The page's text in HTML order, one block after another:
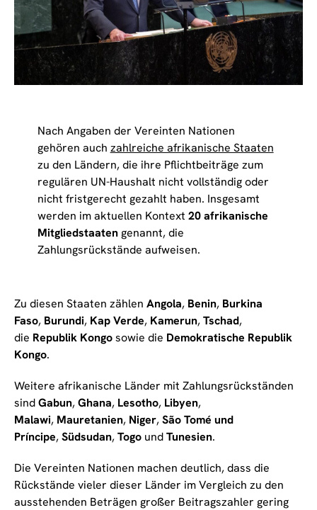
Nach Angaben der Vereinten Nationen
gehören auch zahlreiche afrikanische Staaten
zu den Ländern, die ihre Pflichtbeiträge zum
regulären UN-Haushalt nicht vollständig oder
nicht fristgerecht gezahlt haben. Insgesamt
werden im aktuellen Kontext 20 afrikanische
Mitgliedstaatengenannt, die
Zahlungsrückstände aufweisen.
Zu diesen Staaten zählen Angola, Benin, Burkina
Faso, Burundi, Kap Verde, Kamerun,Tschad,
die Republik Kongosowie die Demokratische Republik
Kongo.
Weitere afrikanische Länder mit Zahlungsrückständen
sindGabun,Ghana, Lesotho, Libyen,
Malawi, Mauretanien, Niger,São Tomé und
Príncipe,Südsudan,Togo undTunesien.
Die Vereinten Nationen machen deutlich, dass die
Rückstände vieler dieser Länder im Vergleich zu den
ausstehenden Beträgen großer Beitragszahler gering